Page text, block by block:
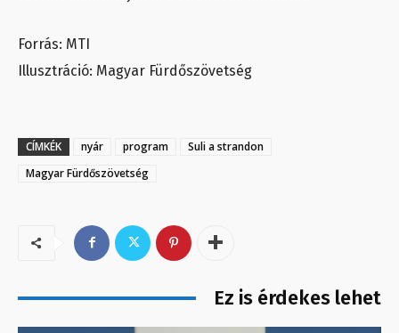
Forrás: MTI
Illusztráció: Magyar Fürdőszövetség
CÍMKÉK nyár program
Suli a strandon
Magyar Fürdőszövetség
Ez is érdekes lehet